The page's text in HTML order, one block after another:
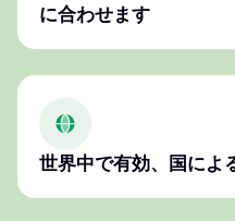
に合わせます
世界中で有効、国によ